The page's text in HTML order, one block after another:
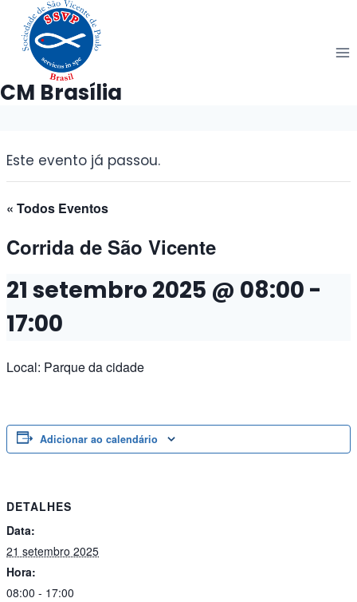
Pular
para
Conteúdo
CM Brasília
Este evento já passou.
« Todos Eventos
Corrida de São Vicente
21 setembro 2025 @ 08:00 -
17:00
Local: Parque da cidade
Adicionar ao calendário
DETALHES
Data:
21 setembro 2025
Hora:
08:00 - 17:00